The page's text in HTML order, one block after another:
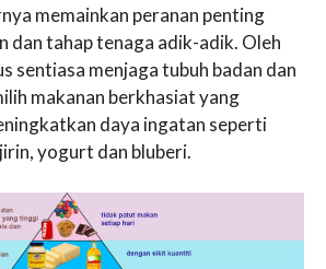
memainkan peranan penting
dan tahap tenaga adik-adik. Oleh
sentiasa menjaga tubuh badan dan
makanan berkhasiat yang
daya ingatan seperti
yogurt dan bluberi.